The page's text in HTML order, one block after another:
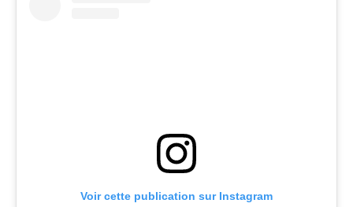
Voir cette publication sur Instagram